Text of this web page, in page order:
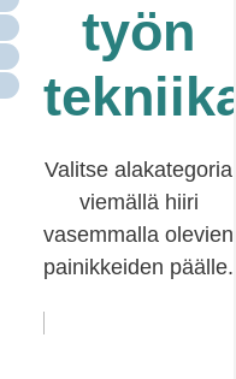
työn
Valitse alakategoria
viemällä hiiri
vasemmalla olevien
painikkeiden päälle.